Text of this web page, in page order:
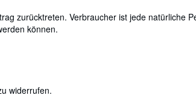
zurücktreten. Verbraucher ist jede natürliche
können.
widerrufen.